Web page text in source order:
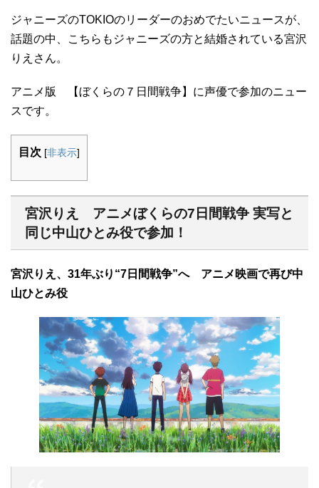
ジャニーズのTOKIOのリーダーのおめでたいニュースが、
話題の中、こちらもジャニーズの方と結婚されている宮沢
りえさん。
アニメ版 【ぼくらの７日間戦争】に声優で参加のニュー
スです。
目次 [非表示]
宮沢りえ アニメぼくらの7日間戦争 実写と
同じ中山ひとみ役で参加！
宮沢りえ、31年ぶり“7日間戦争”へ アニメ映画で再び中
山ひとみ役